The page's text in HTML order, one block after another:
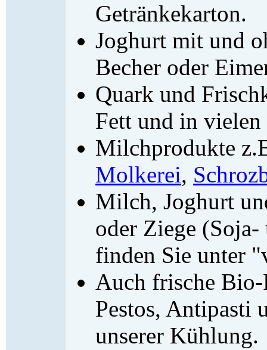
Getränkekarton.
Joghurt mit und
Becher oder
Quark und
Fett und in vielen
Milchprodukte
Molkerei,
Milch, Joghurt
oder Ziege
finden Sie unter
Auch frische
Pestos, Antipasti
unserer Kühlung.